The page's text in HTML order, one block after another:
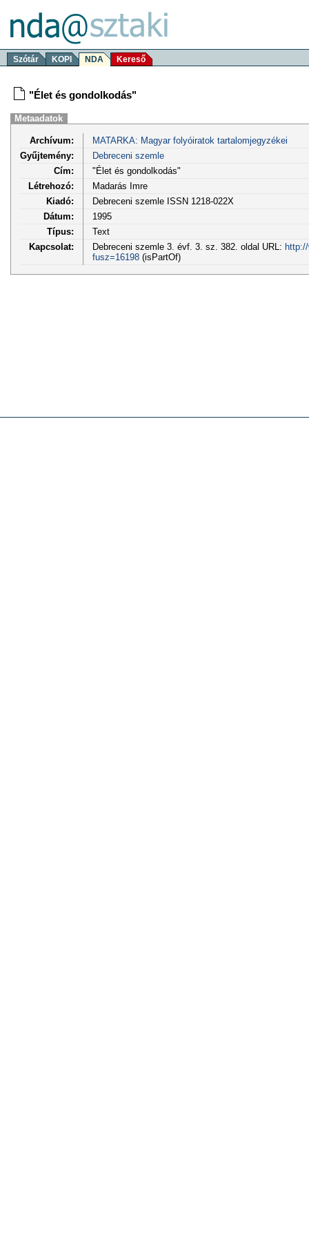
Szótár KOPI NDA Kereső
"Élet és gondolkodás"
Metaadatok
Archívum:
MATARKA: Magyar folyóiratok tartalomjegyzékei
Gyűjtemény:
Debreceni szemle
Cím:
"Élet és gondolkodás"
Létrehozó:
Madarás Imre
Kiadó:
Debreceni szemle ISSN 1218-022X
Dátum:
1995
Típus:
Text
Kapcsolat:
Debreceni szemle 3. évf. 3. sz. 382. oldal URL:
fusz=16198(isPartOf)